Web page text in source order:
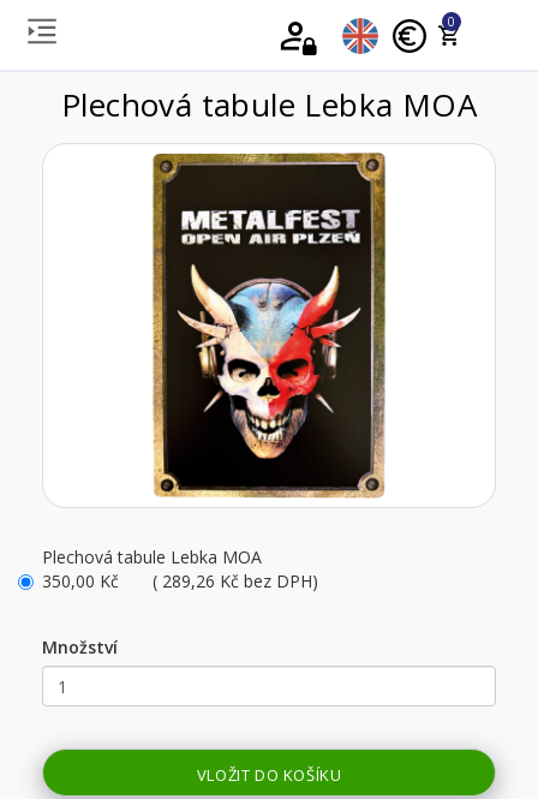
0
Plechová tabule Lebka MOA
Plechová tabule Lebka MOA
350,00 Kč ( 289,26 Kč bez DPH)
Množství
VLOŽIT DO KOŠÍKU